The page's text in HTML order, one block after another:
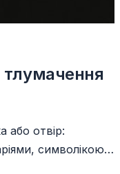
тлумачення
або отвір:
символікою